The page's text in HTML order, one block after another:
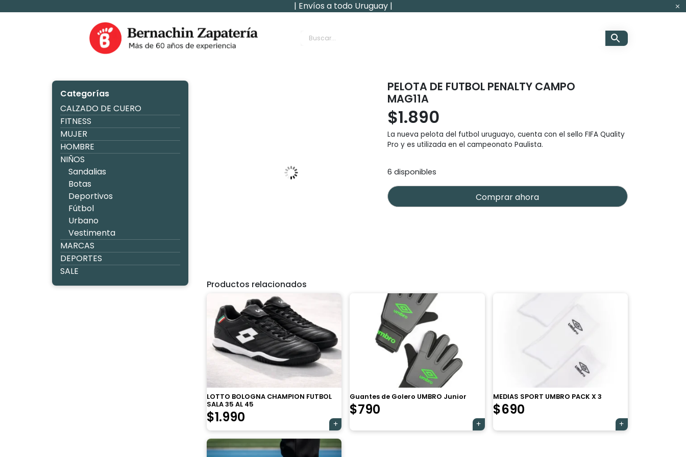
| Envíos a todo Uruguay |
Categorías
CALZADO DE CUERO
FITNESS
MUJER
HOMBRE
NIÑOS
Sandalias
Botas
Deportivos
Fútbol
Urbano
Vestimenta
MARCAS
DEPORTES
SALE
PELOTA DE FUTBOL PENALTY CAMPO
MAG11A
$1.890
La nueva pelota del futbol uruguayo, cuenta con el sello FIFA Quality
Pro y es utilizada en el campeonato Paulista.
6 disponibles
Comprar ahora
Productos relacionados
LOTTO BOLOGNA CHAMPION FUTBOL
SALA 35 AL 45
$1.990
Guantes de Golero UMBRO Junior
$790
MEDIAS SPORT UMBRO PACK X 3
$690